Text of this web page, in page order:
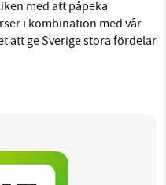
med att påpeka
i kombination med vår
att ge Sverige stora fördelar